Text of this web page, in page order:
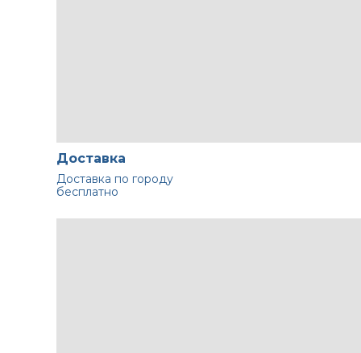
Доставка
Доставка по городу
бесплатно